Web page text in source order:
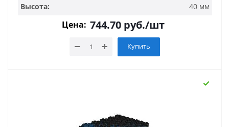
Высота:
40 мм
Цена: 744.70 руб./шт
Купить